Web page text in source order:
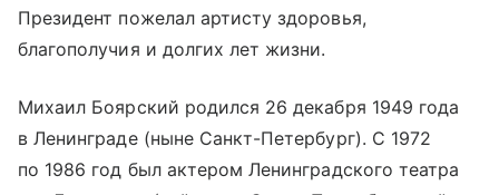
Президент пожелал артисту здоровья,
благополучия и долгих лет жизни.
Михаил Боярский родился 26 декабря 1949 года
в Ленинграде (ныне Санкт-Петербург). С 1972
по 1986 год был актером Ленинградского театра